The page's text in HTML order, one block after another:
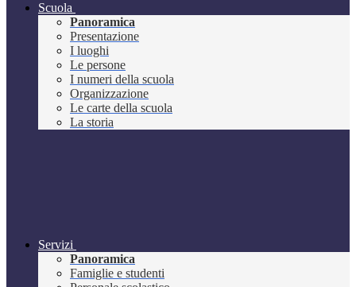
Scuola
Panoramica
Presentazione
I luoghi
Le persone
I numeri della scuola
Organizzazione
Le carte della scuola
La storia
Servizi
Panoramica
Famiglie e studenti